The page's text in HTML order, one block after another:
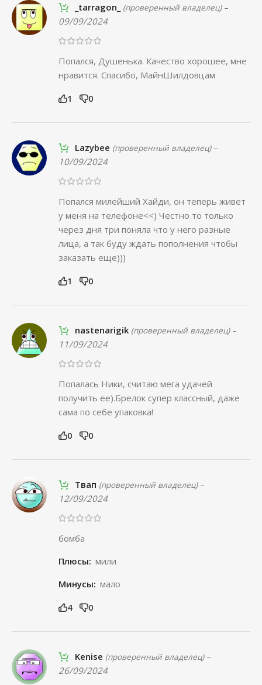
_tarragon_ (проверенный владелец) –
09/09/2024
Попался, Душенька. Качество хорошее, мне
нравится. Спасибо, МайнШилдовцам
1 0
Lazybee (проверенный владелец) –
10/09/2024
Попался милейший Хайди, он теперь живет
у меня на телефоне<<) Честно то только
через дня три поняла что у него разные
лица, а так буду ждать пополнения чтобы
заказать еще)))
1 0
nastenarigik (проверенный владелец) –
11/09/2024
Попалась Ники, считаю мега удачей
получить ее).Брелок супер классный, даже
сама по себе упаковка!
0 0
Твап (проверенный владелец) –
12/09/2024
бомба
Плюсы: мили
Минусы: мало
4 0
Kenise (проверенный владелец) –
26/09/2024